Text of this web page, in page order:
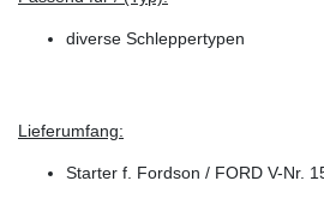
diverse Schleppertypen
Lieferumfang:
Starter f. Fordson / FORD V-Nr.